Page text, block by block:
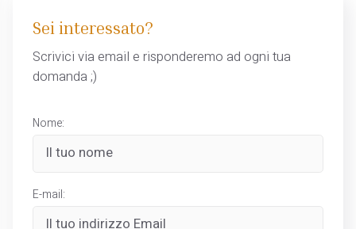
Sei interessato?
Scrivici via email e risponderemo ad ogni tua
domanda ;)
Nome:
E-mail: